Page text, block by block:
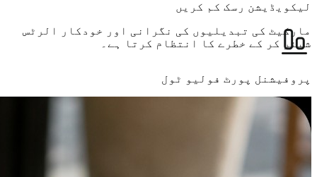
لیکویڈیشن رسک کم کریں
مارکیٹ کی تبدیلیوں کی نگرانی اور خودکار الرٹس
شیئر کر کے خطرے کا انتظام کرتا ہے۔
پروفیشنل پورٹ فولیو ٹول
اپنی کرپٹو فروخت کیے بغیر یا اپنی حکمت عملی میں
خلل ڈالے بغیر ریئل ٹائم میں لیکویڈیٹی تک رسائی
حاصل کریں۔